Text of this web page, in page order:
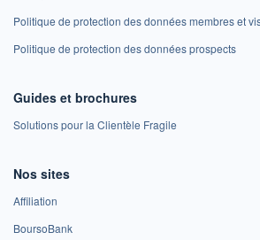
Politique de protection des données membres et
Politique de protection des données prospects
Guides et brochures
Solutions pour la Clientèle Fragile
Nos sites
Affiliation
BoursoBank